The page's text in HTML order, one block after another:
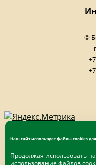
©
Наш сайт использует файлы cookies
Продолжая использовать
использование файлов